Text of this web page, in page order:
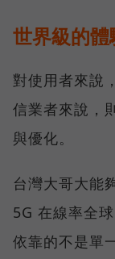
世界級的
對使用者來說
信業者來說，
與優化。
台灣大哥大能
5G 在線率全
依靠的不是單